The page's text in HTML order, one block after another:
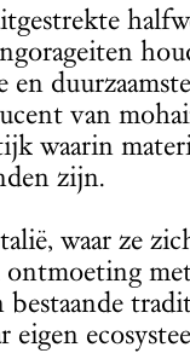
en
van
waarin
zijn.
waar ze
met
bestaande